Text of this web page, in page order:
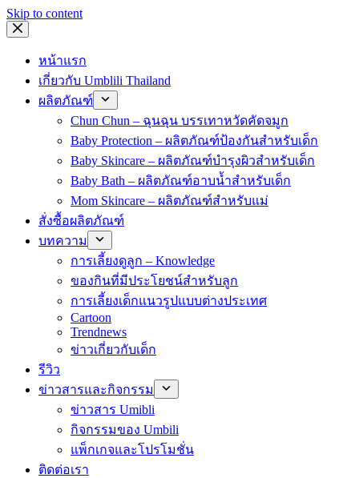
Skip to content
หน้าแรก
เกี่ยวกับ Umblili Thailand
ผลิตภัณฑ์
Chun Chun – ฉุนฉุน บรรเทาหวัดคัดจมูก
Baby Protection – ผลิตภัณฑ์ป้องกันสำหรับเด็ก
Baby Skincare – ผลิตภัณฑ์บำรุงผิวสำหรับเด็ก
Baby Bath – ผลิตภัณฑ์อาบน้ำสำหรับเด็ก
Mom Skincare – ผลิตภัณฑ์สำหรับแม่
สั่งซื้อผลิตภัณฑ์
บทความ
การเลี้ยงดูลูก – Knowledge
ของกินที่มีประโยชน์สำหรับลูก
การเลี้ยงเด็กแนวรูปแบบต่างประเทศ
Cartoon
Trendnews
ข่าวเกี่ยวกับเด็ก
รีวิว
ข่าวสารและกิจกรรม
ข่าวสาร Umibli
กิจกรรมของ Umbili
แพ็กเกจและโปรโมชั่น
ติดต่อเรา